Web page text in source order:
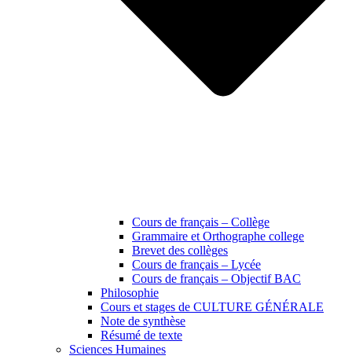
Cours de français – Collège
Grammaire et Orthographe college
Brevet des collèges
Cours de français – Lycée
Cours de français – Objectif BAC
Philosophie
Cours et stages de CULTURE GÉNÉRALE
Note de synthèse
Résumé de texte
Sciences Humaines